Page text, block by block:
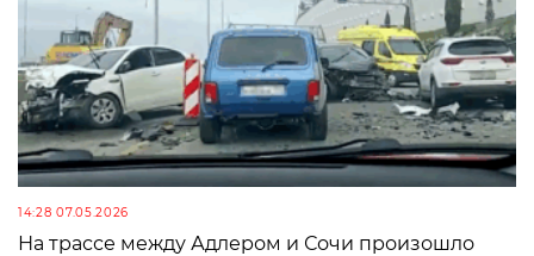
14:28 07.05.2026
На трассе между Адлером и Сочи произошло